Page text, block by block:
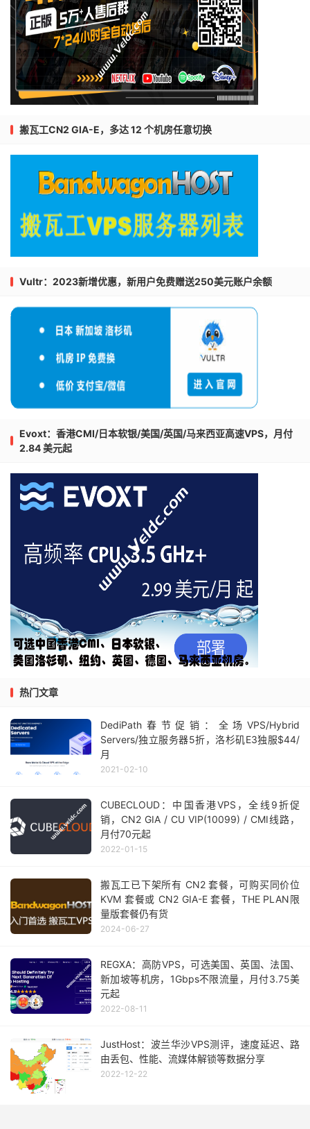
搬瓦工CN2 GIA-E，多达 12 个机房任意切换
Vultr：2023新增优惠，新用户免费赠送250美元账户余额
Evoxt：香港CMI/日本软银/美国/英国/马来西亚高速VPS，月付
2.84 美元起
热门文章
DediPath春节促销：全场VPS/Hybrid
Servers/独立服务器5折，洛杉矶E3独服$44/
月
2021-02-10
CUBECLOUD：中国香港VPS，全线9折促
销，CN2 GIA / CU VIP(10099) / CMI线路，
月付70元起
2022-01-15
搬瓦工已下架所有 CN2 套餐，可购买同价位
KVM 套餐或 CN2 GIA-E 套餐，THE PLAN限
量版套餐仍有货
2024-06-27
REGXA：高防VPS，可选美国、英国、法国、
新加坡等机房，1Gbps不限流量，月付3.75美
元起
2022-08-11
JustHost：波兰华沙VPS测评，速度延迟、路
由丢包、性能、流媒体解锁等数据分享
2022-12-22